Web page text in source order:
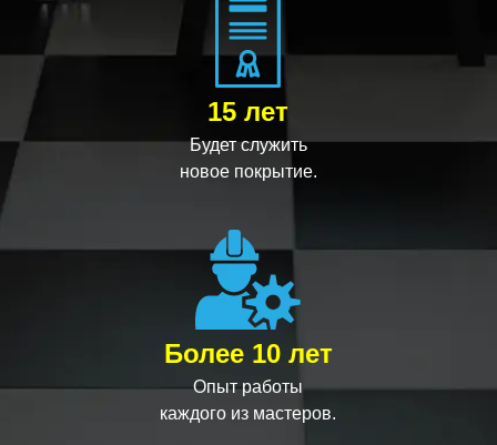
15 лет
Будет служить
новое покрытие.
Более 10 лет
Опыт работы
каждого из мастеров.